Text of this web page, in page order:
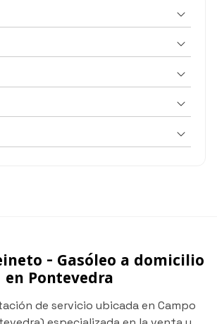
- Gasóleo a domicilio
en Pontevedra
de servicio ubicada en Campo